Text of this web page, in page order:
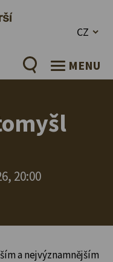
CZ
MENU
20:00
a nejvýznamnějším